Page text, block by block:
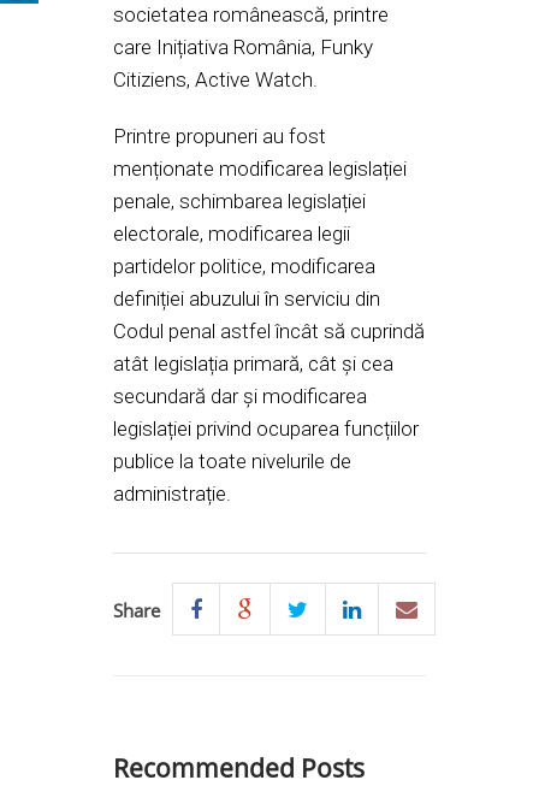
societatea românească, printre
care Inițiativa România, Funky
Citiziens, Active Watch.
Printre propuneri au fost
menționate modificarea legislației
penale, schimbarea legislației
electorale, modificarea legii
partidelor politice, modificarea
definiției abuzului în serviciu din
Codul penal astfel încât să cuprindă
atât legislația primară, cât și cea
secundară dar și modificarea
legislației privind ocuparea funcțiilor
publice la toate nivelurile de
administrație.
Share
Recommended Posts